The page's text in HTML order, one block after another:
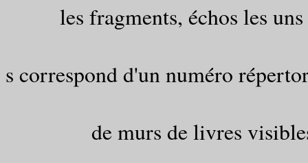
les fragments, échos les
s correspond d'un numéro
de murs de livres